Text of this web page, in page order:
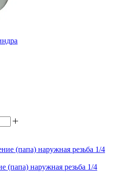
(папа) наружная резьба 1/4